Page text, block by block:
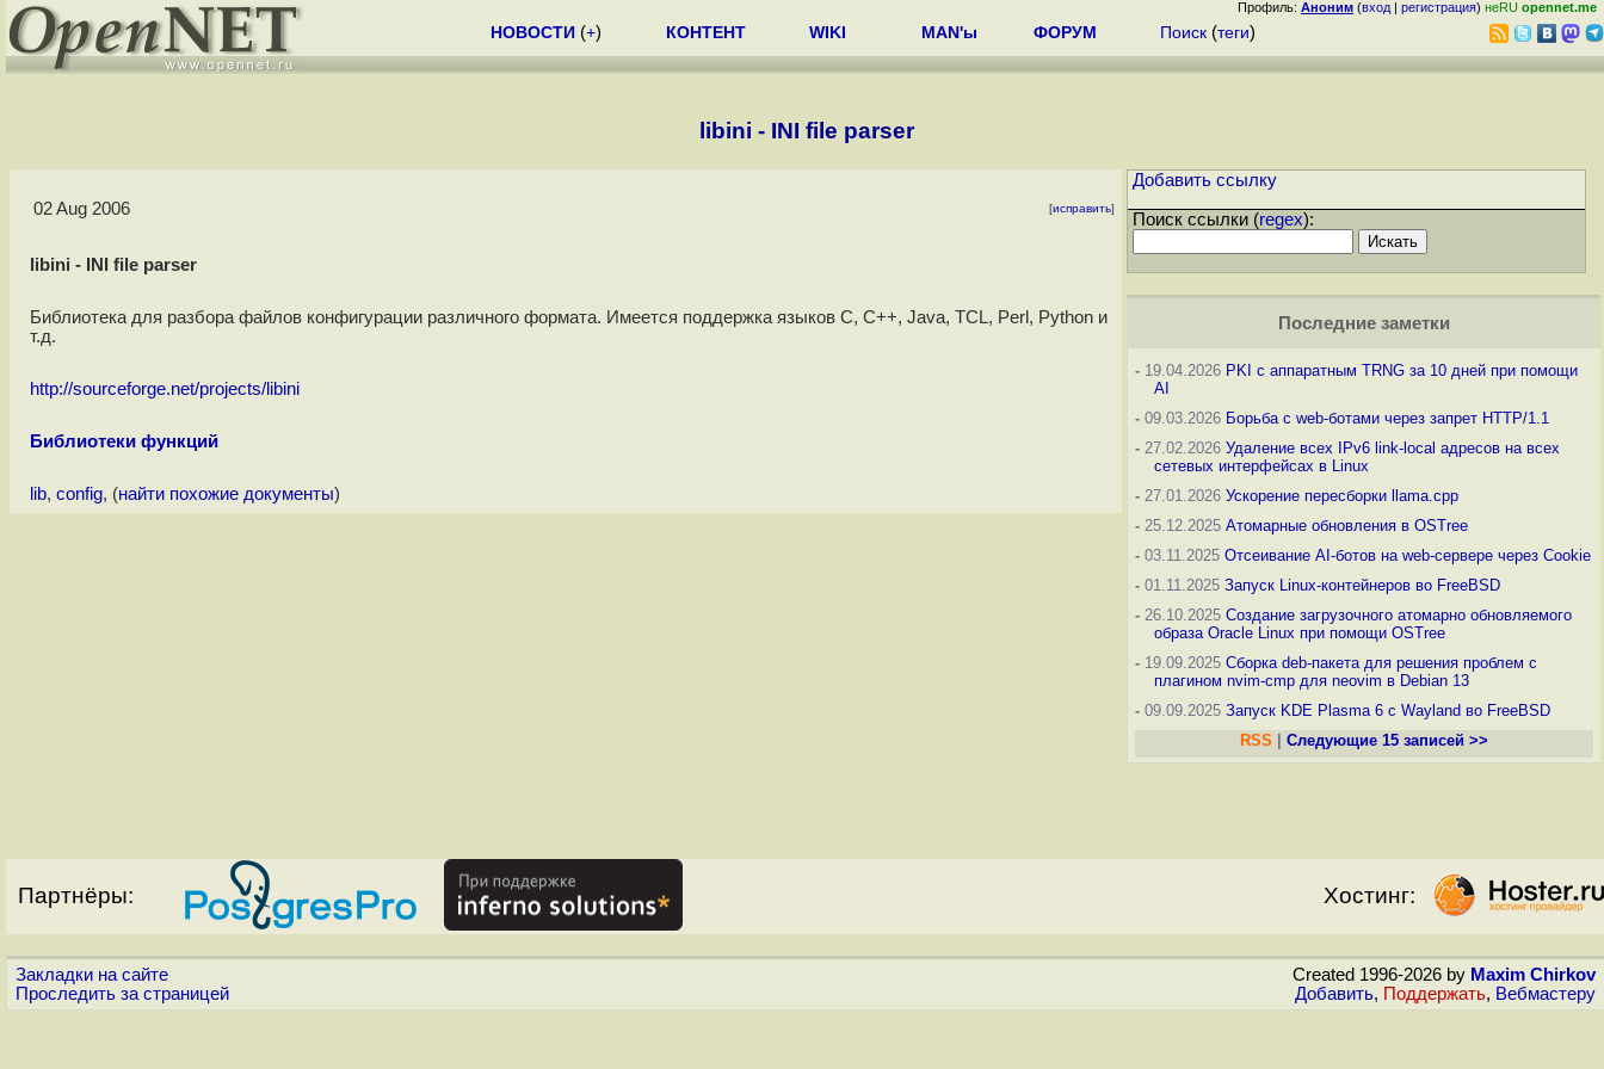
Профиль: Аноним (вход | регистрация) неRU opennet.me
НОВОСТИ (+) КОНТЕНТ WIKI MAN'ы ФОРУМ Поиск (теги)
libini - INI file parser
02 Aug 2006 [исправить]
libini - INI file parser
Библиотека для разбора файлов конфигурации различного формата. Имеется поддержка языков C, C++, Java, TCL, Perl, Python и
т.д.
http://sourceforge.net/projects/libini
Библиотеки функций
lib, config, (найти похожие документы)
Добавить ссылку
Поиск ссылки (regex):
Последние заметки
- 19.04.2026 PKI с аппаратным TRNG за 10 дней при помощи
AI
- 09.03.2026 Борьба с web-ботами через запрет HTTP/1.1
- 27.02.2026 Удаление всех IPv6 link-local адресов на всех
сетевых интерфейсах в Linux
- 27.01.2026 Ускорение пересборки llama.cpp
- 25.12.2025 Атомарные обновления в OSTree
- 03.11.2025 Отсеивание AI-ботов на web-сервере через Cookie
- 01.11.2025 Запуск Linux-контейнеров во FreeBSD
- 26.10.2025 Создание загрузочного атомарно обновляемого
образа Oracle Linux при помощи OSTree
- 19.09.2025 Сборка deb-пакета для решения проблем с
плагином nvim-cmp для neovim в Debian 13
- 09.09.2025 Запуск KDE Plasma 6 с Wayland во FreeBSD
RSS
Следующие 15 записей >>
Партнёры: Хостинг:
Закладки на сайте
Проследить за страницей
Created 1996-2026 by Maxim Chirkov
Добавить, Поддержать, Вебмастеру